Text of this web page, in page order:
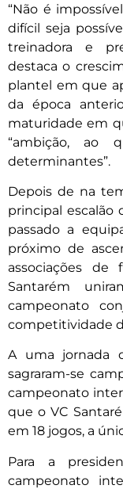
“Não é
difícil seja
treinadora e
destaca o
plantel em que
da época
maturidade em
“ambição, ao
determinantes”.
Depois de na
principal escalão
passado a
próximo de
associações
Santarém
campeonato
competitividade
A uma jornada
sagraram-se
campeonato
que o VC
em 18 jogos, a
Para a
campeonato